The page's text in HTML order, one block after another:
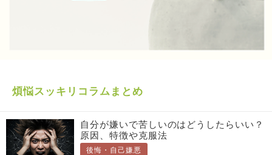
煩悩スッキリコラムまとめ
自分が嫌いで苦しいのはどうしたらいい？
原因、特徴や克服法
後悔・自己嫌悪